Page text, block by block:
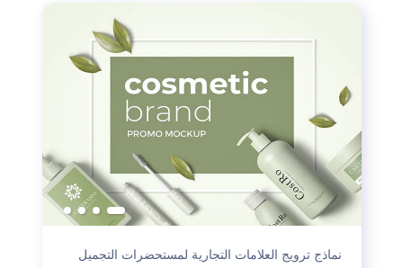
نماذج ترويج العلامات التجارية لمستحضرات التجميل